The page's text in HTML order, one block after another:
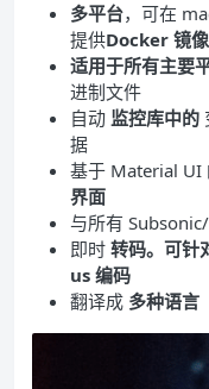
多平台，可在
提供Docker 镜像
适用于所有主要
进制文件
自动 监控库中的
据
基于 Material UI
界面
与所有
即时 转码。可针
us 编码
翻译成 多种语言